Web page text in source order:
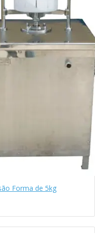
Forma de 5kg